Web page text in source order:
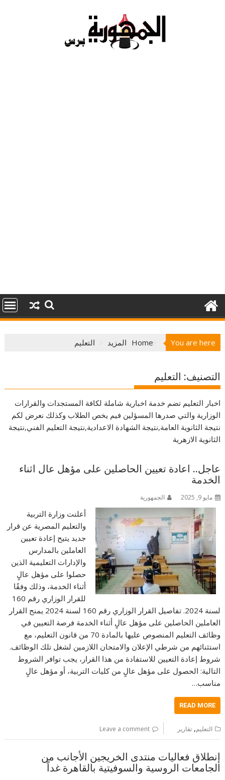
You are here
Home المزيد التعليم
التصنيف: التعليم
اخبار التعليم تضم خدمة اخبارية شاملة لكافة المستجدات والقرارات
الوزارية والتي صدرها المسؤلين فيم يخص الطلاب وكذلك نعرض لكم
نتيجة الثانوية العامة,نتيجة الشهادة الاعدادية,نتيجة التعليم الفني,نتيجة
الثانوية الازهرية
عاجل.. اعادة تعيين الحاصلين على مؤهل عال اثناء
الخدمة
مايو 9, 2025 الجمهورية
أعلنت وزارة التربية
والتعليم المصرية عن قرار
جديد يتيح إعادة تعيين
العاملين بالمدارس
والإدارات التعليمية الذين
حصلوا على مؤهل عالٍ
أثناء الخدمة، وذلك وفقًا
للقرار الوزاري رقم 160
لسنة 2024. تفاصيل القرار الوزاري رقم 160 لسنة 2024 يمنح القرار
العاملين الحاصلين على مؤهل عالٍ أثناء الخدمة فرصة التعيين في
وظائف التعليم المنصوص عليها بالمادة 70 من قانون التعليم، مع
استثنائهم من شرطي الإعلان والامتحان اللازمين لشغل تلك الوظائف.
شروط إعادة التعيين للاستفادة من هذا القرار، يجب توافر الشروط
التالية: الحصول على مؤهل عالٍ من كليات التربية، أو مؤهل عالٍ
مناسب…
READ MORE
التعليم,تقارير Leave a comment
إنطلاق فعاليات منتدى الخريجين الأجانب من
الجامعات الروسية والسوفيتية بالقاهرة غداً